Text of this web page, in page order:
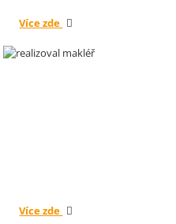
Více zde
Více zde